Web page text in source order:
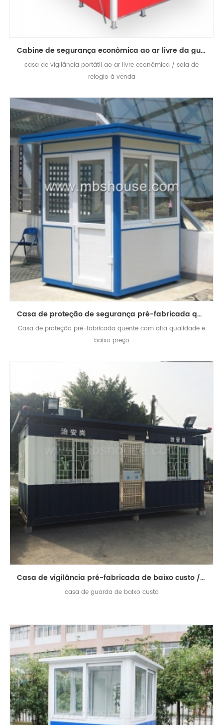
Cabine de segurança econômica ao ar livre da guarda de casa
casa de vigilância portátil ao ar livre econômica / sala de
relogio à venda
Casa de proteção de segurança pré-fabricada quente com preço baixo
Casa de proteção pré-fabricada quente com alta qualidade e
baixo preço
Casa de vigilância pré-fabricada de baixo custo / casa de vigilância / casa de guarda de sentinela
casa de guarda de baixo custo